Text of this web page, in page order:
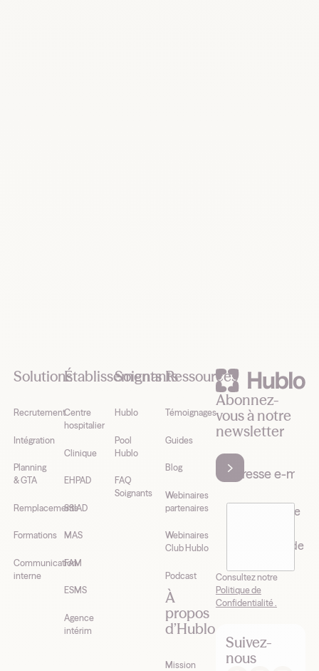
Solutions
Recrutement
Intégration
Planning
& GTA
Remplacements
Formations
Communication
interne
Établissements
Centre
hospitalier
Clinique
EHPAD
SSIAD
MAS
FAM
ESMS
Agence
intérim
Soignants
Hublo
Pool
Hublo
FAQ
Soignants
Ressources
Témoignages
Guides
Blog
Webinaires
partenaires
Webinaires
Club Hublo
Podcast
À
propos
d’Hublo
Mission
Abonnez-
vous à notre
newsletter
J’accepte de
newsletter de
Consultez notre
Politique de
Confidentialité .
Suivez-
nous